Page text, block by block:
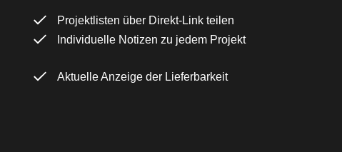
Projektlisten über Direkt-Link teilen
Individuelle Notizen zu jedem Projekt
Aktuelle Anzeige der Lieferbarkeit